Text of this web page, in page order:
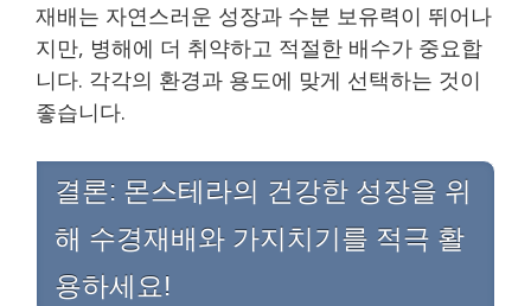
재배는 자연스러운 성장과 수분 보유력이 뛰어나
지만, 병해에 더 취약하고 적절한 배수가 중요합
니다. 각각의 환경과 용도에 맞게 선택하는 것이
좋습니다.
결론: 몬스테라의 건강한 성장을 위
해 수경재배와 가지치기를 적극 활
용하세요!